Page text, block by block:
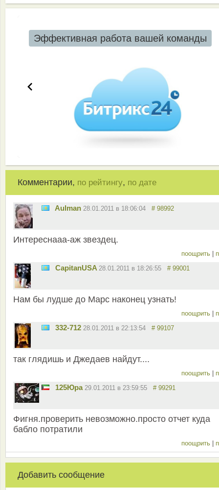
Эффективная работа вашей команды
Комментарии, по рейтингу, по дате
Aulman 28.01.2011 в 18:06:04 # 98992
Интереснааа-аж звездец.
поощрить
CapitanUSA 28.01.2011 в 18:26:55 # 99001
Нам бы лудше до Марс наконец узнать!
поощрить
332-712 28.01.2011 в 22:13:54 # 99107
так глядишь и Джедаев найдут....
поощрить
125Юра 29.01.2011 в 23:59:55 # 99291
Фигня.проверить невозможно.просто отчет куда
бабло потратили
поощрить
Добавить сообщение